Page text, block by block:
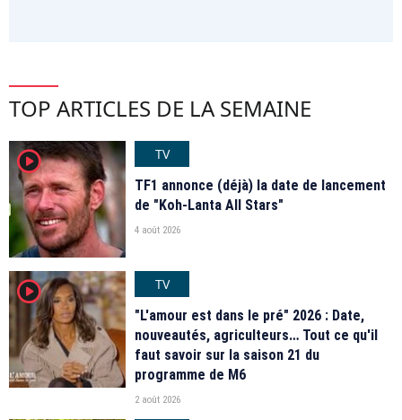
TOP ARTICLES DE LA SEMAINE
player2
TV
TF1 annonce (déjà) la date de lancement
de "Koh-Lanta All Stars"
4 août 2026
player2
TV
"L'amour est dans le pré" 2026 : Date,
nouveautés, agriculteurs… Tout ce qu'il
faut savoir sur la saison 21 du
programme de M6
2 août 2026